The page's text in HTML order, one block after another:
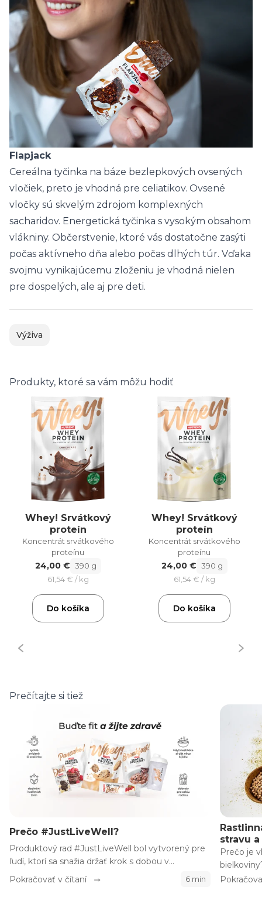
Flapjack
Cereálna tyčinka na báze bezlepkových ovsených
vločiek, preto je vhodná pre celiatikov. Ovsené
vločky sú skvelým zdrojom komplexných
sacharidov. Energetická tyčinka s vysokým obsahom
vlákniny. Občerstvenie, ktoré vás dostatočne zasýti
počas aktívneho dňa alebo počas dlhých túr. Vďaka
svojmu vynikajúcemu zloženiu je vhodná nielen
pre dospelých, ale aj pre deti.
Výživa
Produkty, ktoré sa vám môžu hodiť
Whey! Srvátkový
proteín
Koncentrát srvátkového
proteínu
24,00 € 390 g
61,54 € / kg
Do košíka
Whey! Srvátkový
proteín
Koncentrát srvátkového
proteínu
24,00 € 390 g
61,54 € / kg
Do košíka
Prečítajte si tiež
Prečo #JustLiveWell?
Produktový rad #JustLiveWell bol vytvorený pre
ľudí, ktorí sa snažia držať krok s dobou v
uponáhľanom svete a zároveň sa snažia o zdravý
Pokračovať v čítaní 6 min
stravu
Prečo je